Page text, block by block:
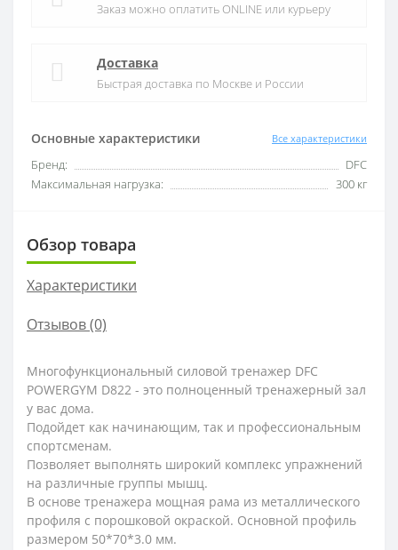
Основные характеристики Все характеристики
Бренд:
DFC
Максимальная нагрузка:
300 кг
Заказ можно оплатить ONLINE или курьеру
Доставка
Быстрая доставка по Москве и России
Обзор товара
Характеристики
Отзывов (0)
Многофункциональный силовой тренажер DFC
POWERGYM D822 - это полноценный тренажерный зал
у вас дома.
Подойдет как начинающим, так и профессиональным
спортсменам.
Позволяет выполнять широкий комплекс упражнений
на различные группы мышц.
В основе тренажера мощная рама из металлического
профиля с порошковой окраской. Основной профиль
размером 50*70*3.0 мм.